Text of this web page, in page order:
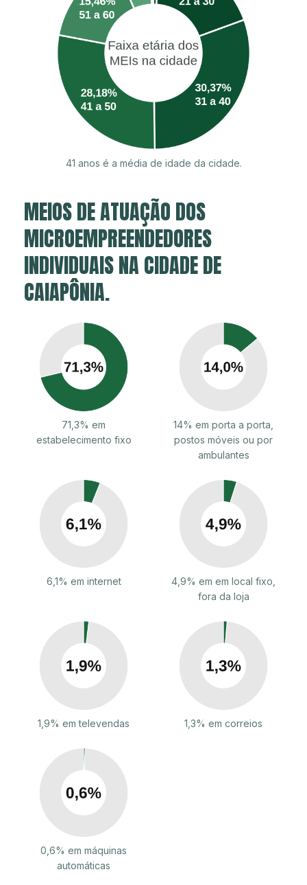
41 anos é a média de idade da cidade.
MEIOS DE ATUAÇÃO DOS
MICROEMPREENDEDORES
INDIVIDUAIS NA CIDADE DE
CAIAPÔNIA.
71,3% em
estabelecimento fixo
14% em porta a porta,
postos móveis ou por
ambulantes
6,1% em internet
4,9% em em local fixo,
fora da loja
1,9% em televendas 1,3% em correios
0,6% em máquinas
automáticas